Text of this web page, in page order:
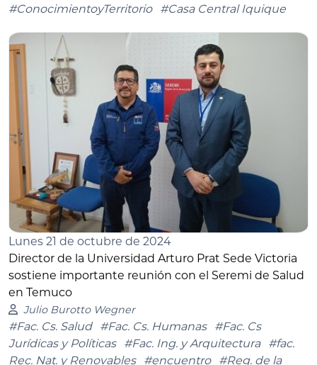
#ConocimientoyTerritorio
#Casa Central Iquique
Lunes 21 de octubre de 2024
Director de la Universidad Arturo Prat Sede Victoria
sostiene importante reunión con el Seremi de Salud
en Temuco
Julio Burotto Wegner
#Fac. Cs. Salud #Fac. Cs. Humanas
#Fac. Cs
Jurídicas y Políticas
#Fac. Ing. y Arquitectura
#fac.
Rec. Nat. y Renovables
#encuentro #Reg. de la